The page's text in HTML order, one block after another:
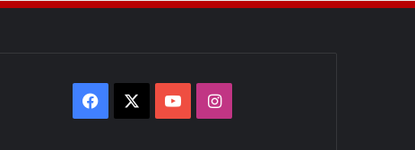
Facebook YouTubeInstagram